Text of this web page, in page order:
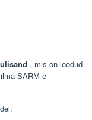
, mis on loodud
SARM-e